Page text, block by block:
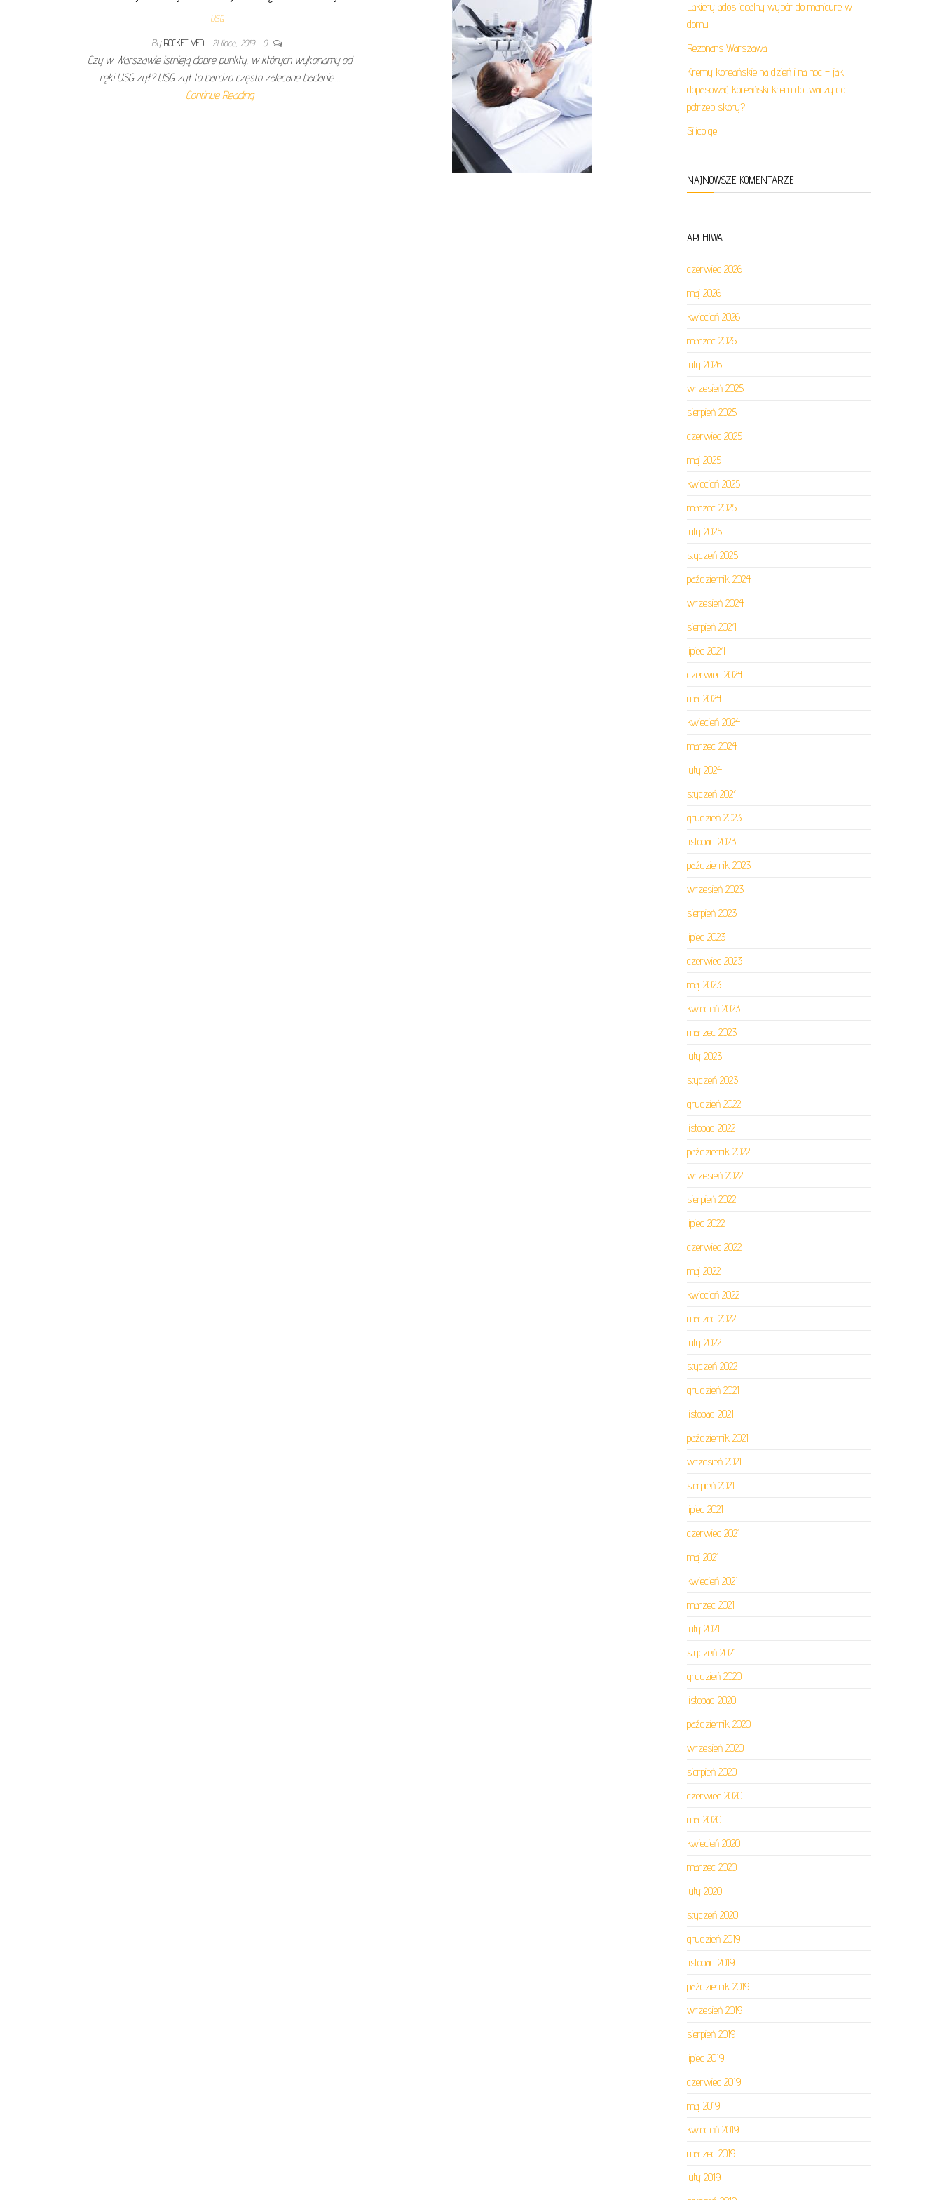
USG
By ROCKET MED 21 lipca, 2019 0
Czy w Warszawie istnieją dobre punkty, w których wykonamy od
ręki USG żył? USG żył to bardzo często zalecane badanie.…
Continue Reading
Lakiery ados idealny wybór do manicure w
domu
Rezonans Warszawa
Kremy koreańskie na dzień i na noc – jak
dopasować koreański krem do twarzy do
potrzeb skóry?
Silicolgel
NAJNOWSZE KOMENTARZE
ARCHIWA
czerwiec 2026
maj 2026
kwiecień 2026
marzec 2026
luty 2026
wrzesień 2025
sierpień 2025
czerwiec 2025
maj 2025
kwiecień 2025
marzec 2025
luty 2025
styczeń 2025
październik 2024
wrzesień 2024
sierpień 2024
lipiec 2024
czerwiec 2024
maj 2024
kwiecień 2024
marzec 2024
luty 2024
styczeń 2024
grudzień 2023
listopad 2023
październik 2023
wrzesień 2023
sierpień 2023
lipiec 2023
czerwiec 2023
maj 2023
kwiecień 2023
marzec 2023
luty 2023
styczeń 2023
grudzień 2022
listopad 2022
październik 2022
wrzesień 2022
sierpień 2022
lipiec 2022
czerwiec 2022
maj 2022
kwiecień 2022
marzec 2022
luty 2022
styczeń 2022
grudzień 2021
listopad 2021
październik 2021
wrzesień 2021
sierpień 2021
lipiec 2021
czerwiec 2021
maj 2021
kwiecień 2021
marzec 2021
luty 2021
styczeń 2021
grudzień 2020
listopad 2020
październik 2020
wrzesień 2020
sierpień 2020
czerwiec 2020
maj 2020
kwiecień 2020
marzec 2020
luty 2020
styczeń 2020
grudzień 2019
listopad 2019
październik 2019
wrzesień 2019
sierpień 2019
lipiec 2019
czerwiec 2019
maj 2019
kwiecień 2019
marzec 2019
luty 2019